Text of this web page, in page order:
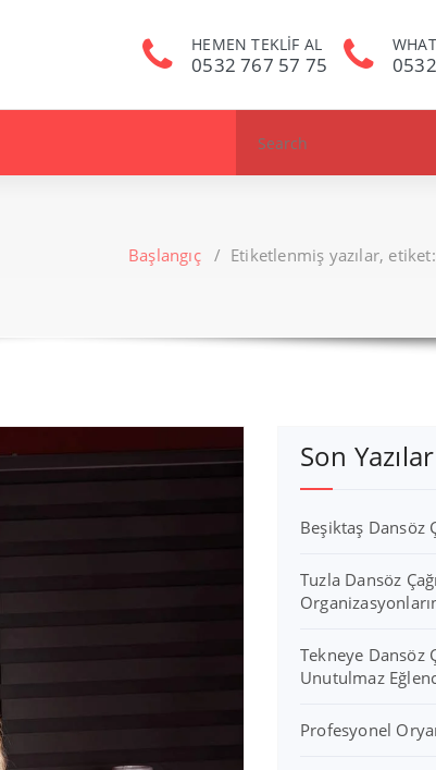
HEMEN TEKLİF AL
0532 767 57 75
for:
Başlangıç/ Etiketlenmiş yazılar,
Son Yazılar
Beşiktaş Dansöz
Tuzla Dansöz
Tekneye Dansöz
Unutulmaz
Profesyonel